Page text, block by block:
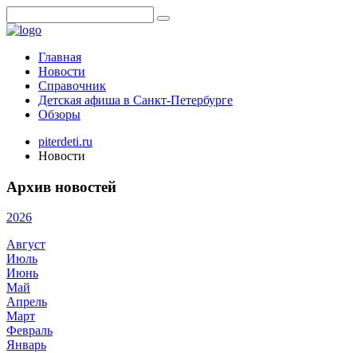
Главная
Новости
Справочник
Детская афиша в Санкт-Петербурге
Обзоры
piterdeti.ru
Новости
Архив новостей
2026
Август
Июль
Июнь
Май
Апрель
Март
Февраль
Январь